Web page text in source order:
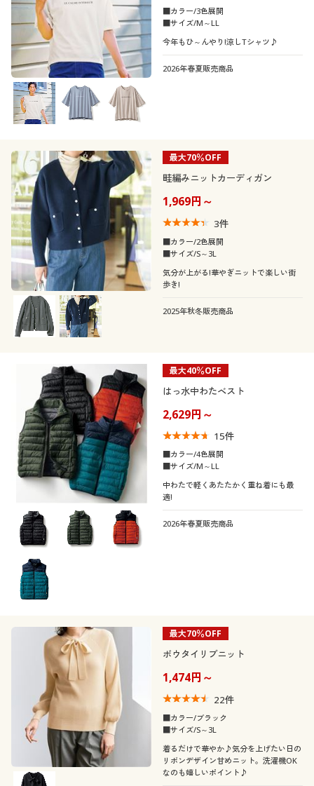
■カラー/3色展開
■サイズ/M～LL
今年もひ～んやり!涼しTシャツ♪
2026年春夏販売商品
最大70％OFF
畦編みニットカーディガン
1,969円～
3件
■カラー/2色展開
■サイズ/S～3L
気分が上がる!華やぎニットで楽しい街
歩き!
2025年秋冬販売商品
最大40％OFF
はっ水中わたベスト
2,629円～
15件
■カラー/4色展開
■サイズ/M～LL
中わたで軽くあたたかく重ね着にも最
適!
2026年春夏販売商品
最大70％OFF
ボウタイリブニット
1,474円～
22件
■カラー/ブラック
■サイズ/S～3L
着るだけで華やか♪気分を上げたい日の
リボンデザイン甘めニット。洗濯機OK
なのも嬉しいポイント♪